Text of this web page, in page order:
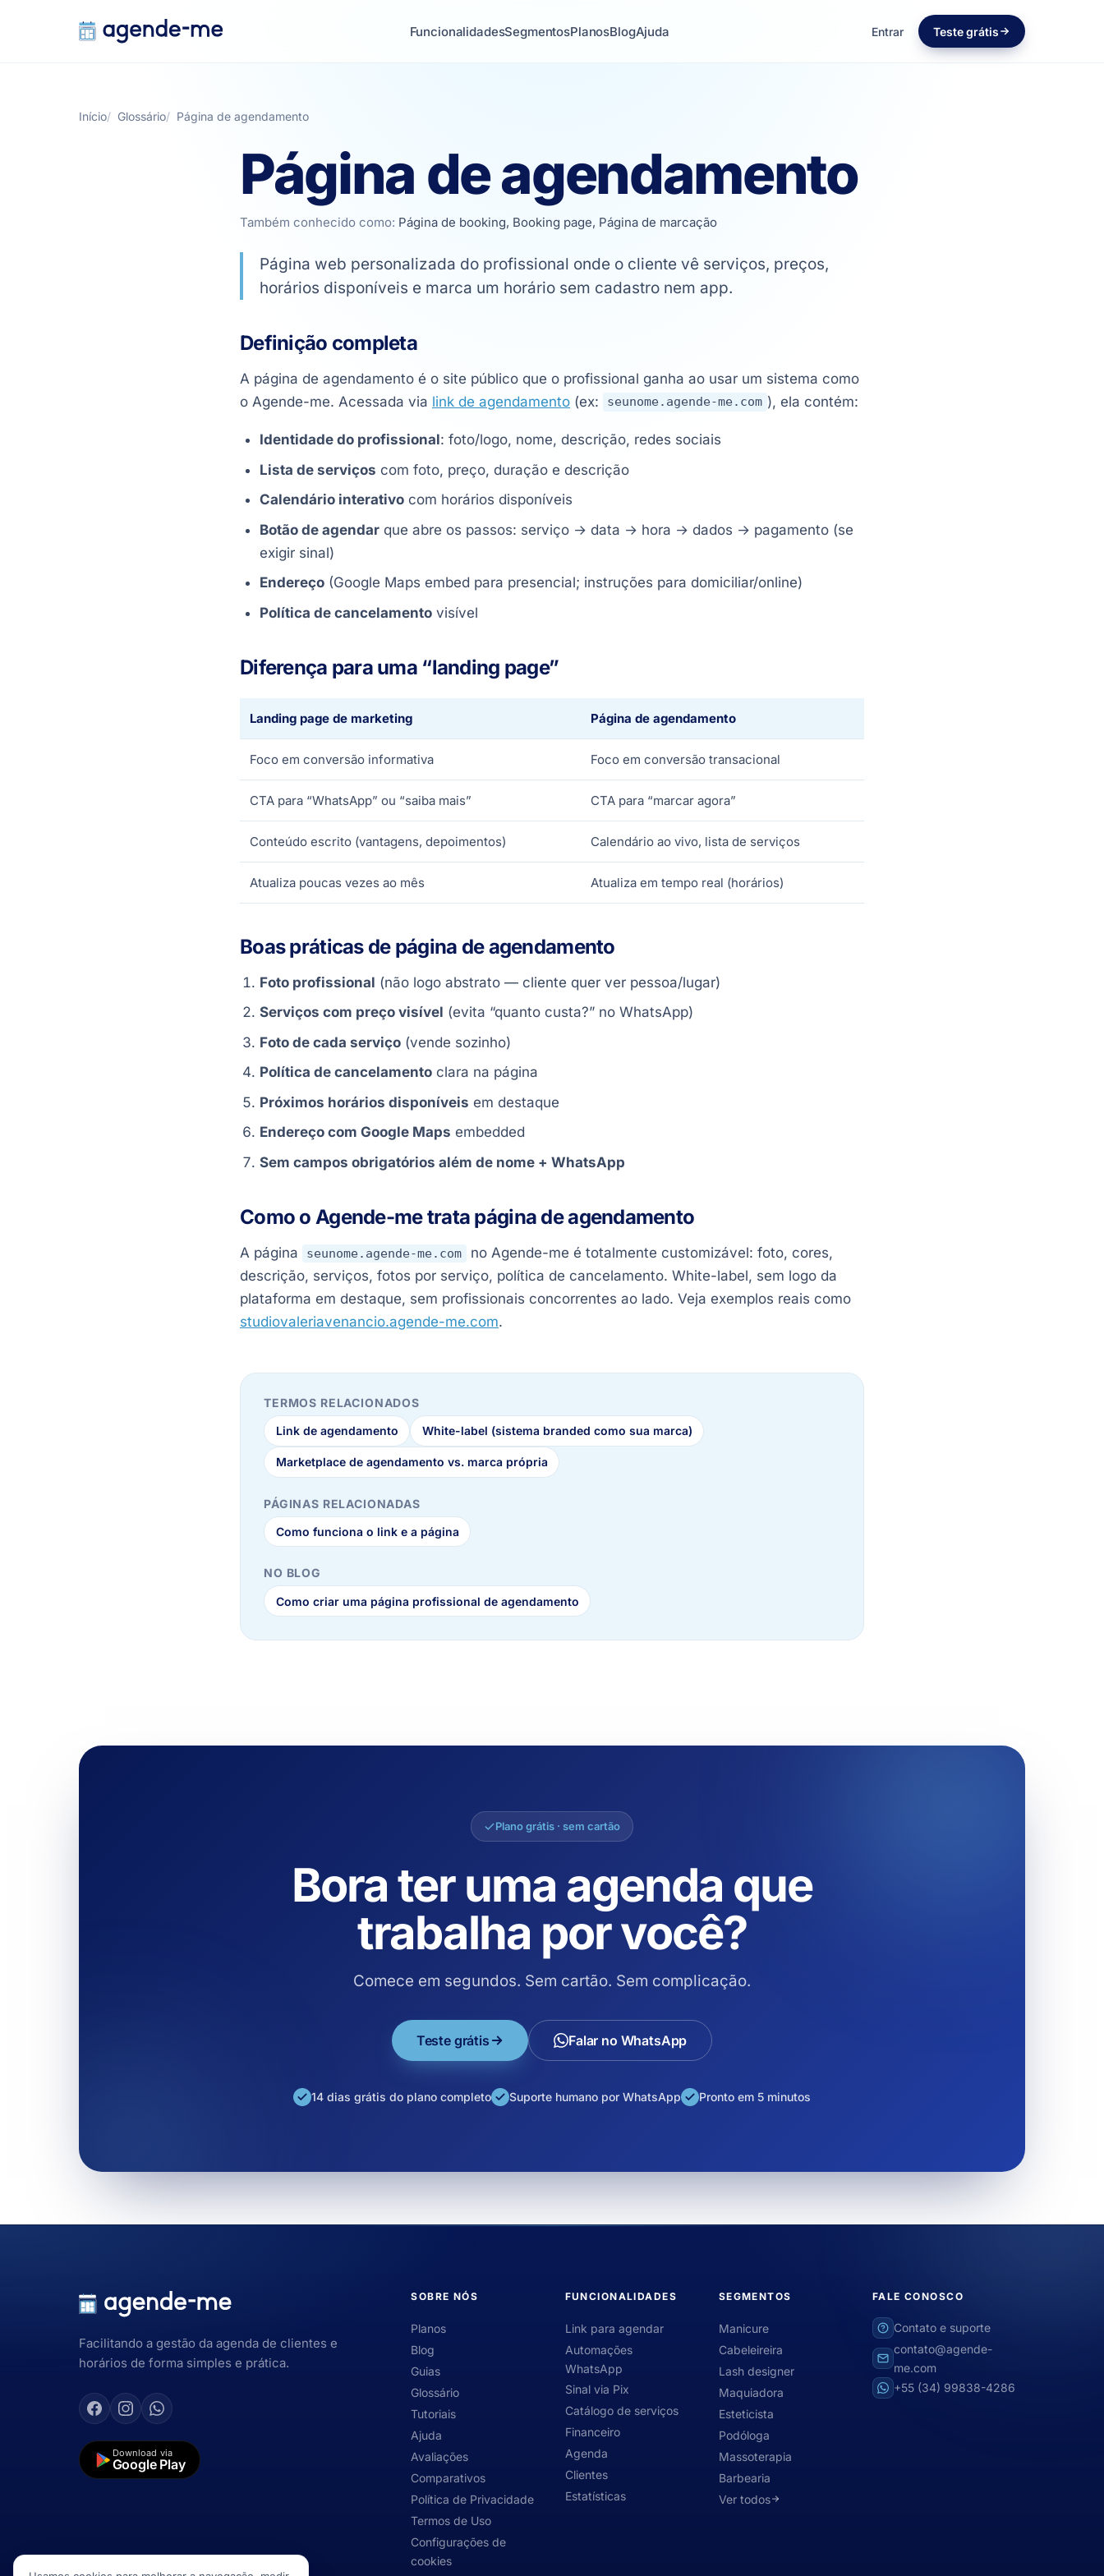
FuncionalidadesSegmentosPlanosBlogAjuda Entrar Teste grátis
Início Glossário Página de agendamento
Página de agendamento
Também conhecido como: Página de booking, Booking page, Página de marcação
Página web personalizada do profissional onde o cliente vê serviços, preços,
horários disponíveis e marca um horário sem cadastro nem app.
Definição completa
A página de agendamento é o site público que o profissional ganha ao usar um sistema como
o Agende-me. Acessada via link de agendamento (ex: seunome.agende-me.com ), ela contém:
Identidade do profissional: foto/logo, nome, descrição, redes sociais
Lista de serviços com foto, preço, duração e descrição
Calendário interativo com horários disponíveis
Botão de agendar que abre os passos: serviço → data → hora → dados → pagamento (se
exigir sinal)
Endereço (Google Maps embed para presencial; instruções para domiciliar/online)
Política de cancelamento visível
Diferença para uma “landing page”
Landing page de marketing Página de agendamento
Foco em conversão informativa Foco em conversão transacional
CTA para “WhatsApp” ou “saiba mais” CTA para “marcar agora”
Conteúdo escrito (vantagens, depoimentos) Calendário ao vivo, lista de serviços
Atualiza poucas vezes ao mês Atualiza em tempo real (horários)
Boas práticas de página de agendamento
Foto profissional (não logo abstrato — cliente quer ver pessoa/lugar)
Serviços com preço visível (evita “quanto custa?” no WhatsApp)
Foto de cada serviço (vende sozinho)
Política de cancelamento clara na página
Próximos horários disponíveis em destaque
Endereço com Google Maps embedded
Sem campos obrigatórios além de nome + WhatsApp
Como o Agende-me trata página de agendamento
A página seunome.agende-me.com
no Agende-me é totalmente customizável: foto, cores,
descrição, serviços, fotos por serviço, política de cancelamento. White-label, sem logo da
plataforma em destaque, sem profissionais concorrentes ao lado. Veja exemplos reais como
studiovaleriavenancio.agende-me.com.
TERMOS RELACIONADOS
Link de agendamento White-label (sistema branded como sua marca)
Marketplace de agendamento vs. marca própria
PÁGINAS RELACIONADAS
Como funciona o link e a página
NO BLOG
Como criar uma página profissional de agendamento
Plano grátis · sem cartão
Bora ter uma agenda que
trabalha por você?
Comece em segundos. Sem cartão. Sem complicação.
Teste grátis Falar no WhatsApp
14 dias grátis do plano completo Suporte humano por WhatsApp Pronto em 5 minutos
Facilitando a gestão da agenda de clientes e
horários de forma simples e prática.
Download via
Google Play
SOBRE NÓS
Planos
Blog
Guias
Glossário
Tutoriais
Ajuda
Avaliações
Comparativos
Política de Privacidade
Termos de Uso
Configurações de
cookies
FUNCIONALIDADES
Link para agendar
Automações
WhatsApp
Sinal via Pix
Catálogo de serviços
Financeiro
Agenda
Clientes
Estatísticas
SEGMENTOS
Manicure
Cabeleireira
Lash designer
Maquiadora
Esteticista
Podóloga
Massoterapia
Barbearia
Ver todos
FALE CONOSCO
Contato e suporte
contato@agende-
me.com
+55 (34) 99838-4286